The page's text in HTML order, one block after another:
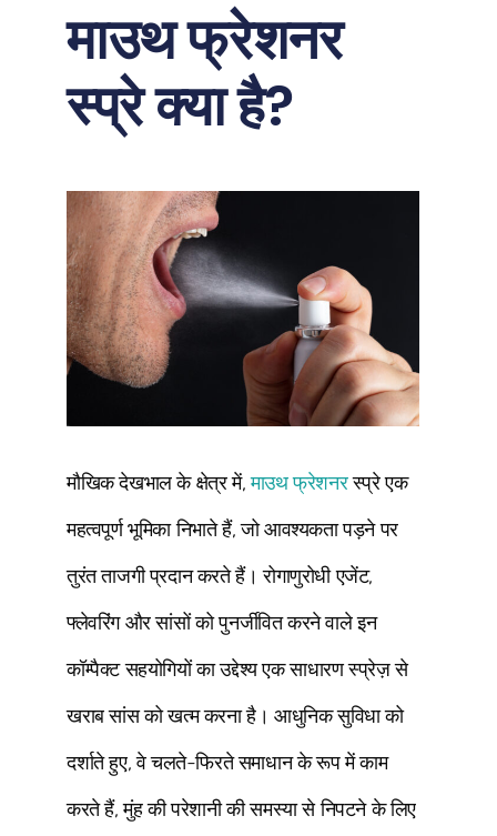
माउथ फ्रेशनर
स्प्रे क्या है?
मौखिक देखभाल के क्षेत्र में,माउथ फ्रेशनरस्प्रे एक
महत्वपूर्ण भूमिका निभाते हैं, जो आवश्यकता पड़ने पर
तुरंत ताजगी प्रदान करते हैं। रोगाणुरोधी एजेंट,
फ्लेवरिंग और सांसों को पुनर्जीवित करने वाले इन
कॉम्पैक्ट सहयोगियों का उद्देश्य एक साधारण स्प्रेज़ से
खराब सांस को खत्म करना है। आधुनिक सुविधा को
दर्शाते हुए, वे चलते-फिरते समाधान के रूप में काम
करते हैं, मुंह की परेशानी की समस्या से निपटने के लिए